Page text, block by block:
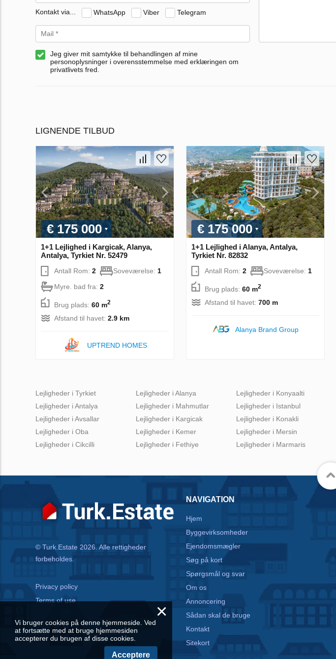
Kontakt via... WhatsApp Viber Telegram
Jeg giver mit samtykke til behandlingen af mine
personoplysninger i overensstemmelse med erklæringen om
privatlivets fred.
LIGNENDE TILBUD
€ 175 000
1+1 Lejlighed i Kargicak, Alanya,
Antalya, Tyrkiet Nr. 52479
Antall Rom: 2 Soveværelse: 1
Myre. bad fra: 2
Brug plads: 60 m2
Afstand til havet: 2.9 km
UPTREND HOMES
€ 175 000
1+1 Lejlighed i Alanya, Antalya,
Tyrkiet Nr. 82832
Antall Rom: 2 Soveværelse: 1
Brug plads: 60 m2
Afstand til havet: 700 m
Alanya Brand Group
Lejligheder i Tyrkiet
Lejligheder i Antalya
Lejligheder i Avsallar
Lejligheder i Oba
Lejligheder i Cikcilli
Lejligheder i Alanya
Lejligheder i Mahmutlar
Lejligheder i Kargicak
Lejligheder i Kemer
Lejligheder i Fethiye
Lejligheder i Konyaalti
Lejligheder i Istanbul
Lejligheder i Konakli
Lejligheder i Mersin
Lejligheder i Marmaris
© Turk.Estate 2026. Alle rettigheder
forbeholdes.
Privacy policy
Terms of use
NAVIGATION
Hjem
Byggevirksomheder
Ejendomsmægler
Søg på kort
Spørgsmål og svar
Om os
Annoncering
Sådan skal de bruge
Kontakt
Sitekort
×
Vi bruger cookies på denne hjemmeside. Ved
at fortsætte med at bruge hjemmesiden
accepterer du brugen af disse cookies.
Acceptere